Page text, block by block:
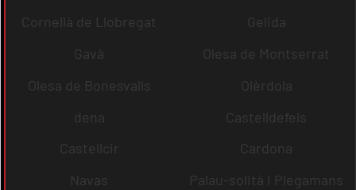
Cornellà de Llobregat
Gelida
Gavà
Olesa de Montserrat
Olesa de Bonesvalls
Olèrdola
dena
Castelldefels
Castellcir
Cardona
Navas
Palau-solità i Plegamans